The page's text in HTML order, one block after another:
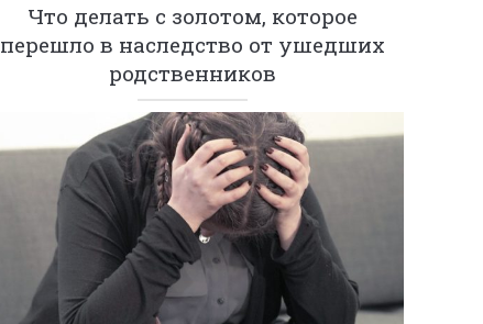
Что делать с золотом, которое
перешло в наследство от ушедших
родственников